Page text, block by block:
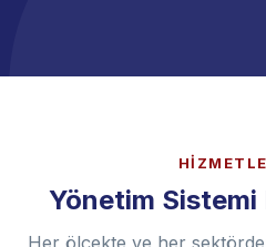
Yönetim